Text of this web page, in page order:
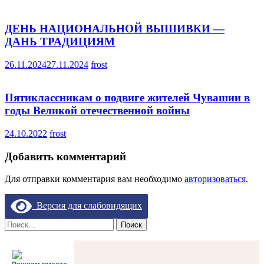
ДЕНЬ НАЦИОНАЛЬНОЙ ВЫШИВКИ —
ДАНЬ ТРАДИЦИЯМ
26.11.202427.11.2024 frost
Пятиклассникам о подвиге жителей Чувашии в
годы Великой отечественной войны
24.10.2022 frost
Добавить комментарий
Для отправки комментария вам необходимо авторизоваться.
Версия для слабовидящих
Найти: